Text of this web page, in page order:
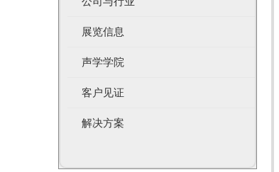
展览信息
声学学院
客户见证
解决方案